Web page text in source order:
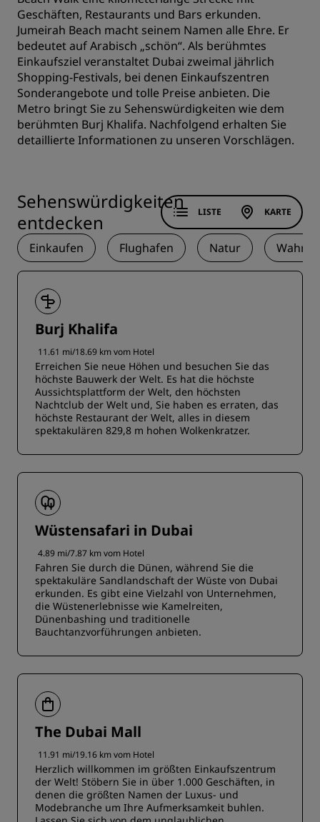
Geschäften, Restaurants und Bars erkunden.
Jumeirah Beach macht seinem Namen alle Ehre. Er
bedeutet auf Arabisch „schön“. Als berühmtes
Einkaufsziel veranstaltet Dubai zweimal jährlich
Shopping-Festivals, bei denen Einkaufszentren
Sonderangebote und tolle Preise anbieten. Die
Metro bringt Sie zu Sehenswürdigkeiten wie dem
berühmten Burj Khalifa. Nachfolgend erhalten Sie
detaillierte Informationen zu unseren Vorschlägen.
Sehenswürdigkeiten
entdecken
Einkaufen Flughafen Natur
LISTE KARTE
Burj Khalifa
11.61 mi/18.69 km vom Hotel
Erreichen Sie neue Höhen und besuchen Sie das
höchste Bauwerk der Welt. Es hat die höchste
Aussichtsplattform der Welt, den höchsten
Nachtclub der Welt und, Sie haben es erraten, das
höchste Restaurant der Welt, alles in diesem
spektakulären 829,8 m hohen Wolkenkratzer.
Wüstensafari in Dubai
4.89 mi/7.87 km vom Hotel
Fahren Sie durch die Dünen, während Sie die
spektakuläre Sandlandschaft der Wüste von Dubai
erkunden. Es gibt eine Vielzahl von Unternehmen,
die Wüstenerlebnisse wie Kamelreiten,
Dünenbashing und traditionelle
Bauchtanzvorführungen anbieten.
The Dubai Mall
11.91 mi/19.16 km vom Hotel
Herzlich willkommen im größten Einkaufszentrum
der Welt! Stöbern Sie in über 1.000 Geschäften, in
denen die größten Namen der Luxus- und
Modebranche um Ihre Aufmerksamkeit buhlen.